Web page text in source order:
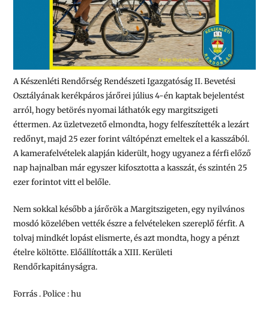
A Készenléti Rendőrség Rendészeti Igazgatóság II. Bevetési
Osztályának kerékpáros járőrei július 4-én kaptak bejelentést
arról, hogy betörés nyomai láthatók egy margitszigeti
éttermen. Az üzletvezető elmondta, hogy felfeszítették a lezárt
redőnyt, majd 25 ezer forint váltópénzt emeltek el a kasszából.
A kamerafelvételek alapján kiderült, hogy ugyanez a férfi előző
nap hajnalban már egyszer kifosztotta a kasszát, és szintén 25
ezer forintot vitt el belőle.
Nem sokkal később a járőrök a Margitszigeten, egy nyilvános
mosdó közelében vették észre a felvételeken szereplő férfit. A
tolvaj mindkét lopást elismerte, és azt mondta, hogy a pénzt
ételre költötte. Előállították a XIII. Kerületi
Rendőrkapitányságra.
Forrás . Police : hu